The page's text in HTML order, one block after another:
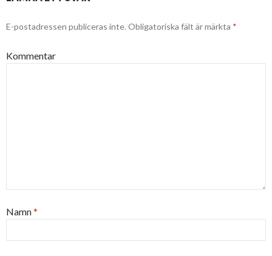
E-postadressen publiceras inte. Obligatoriska fält är märkta *
Kommentar
Namn*